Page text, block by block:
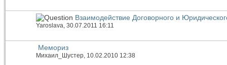
Взаимодействие Договорного и
Yaroslava , 30.07.2011 16:11
Мемориз
Михаил_Шустер, 10.02.2010 12:38